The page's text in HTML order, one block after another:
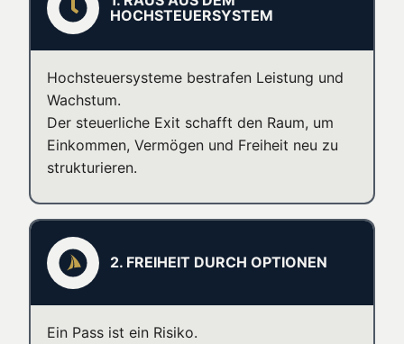
HOCHSTEUERSYSTEM
Hochsteuersysteme bestrafen Leistung und
Wachstum.
Der steuerliche Exit schafft den Raum, um
Einkommen, Vermögen und Freiheit neu zu
strukturieren.
2. FREIHEIT DURCH OPTIONEN
Ein Pass ist ein Risiko.